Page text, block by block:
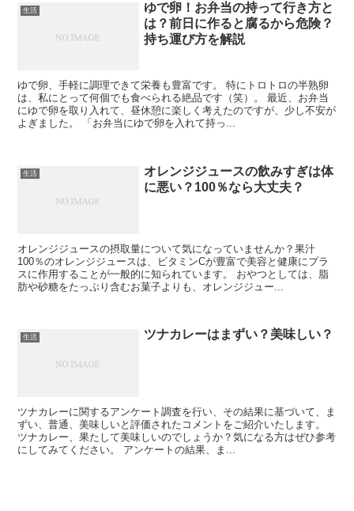
生活
ゆで卵！お弁当の持って行き方と
は？前日に作ると腐るから危険？
持ち運び方を解説
ゆで卵、手軽に調理できて栄養も豊富です。 特にトロトロの半熟卵
は、私にとって何個でも食べられる絶品です（笑）。 最近、お弁当
にゆで卵を取り入れて、昼休憩に楽しく考えたのですが、少し不安が
よぎました。 「お弁当にゆで卵を入れて持っ...
生活
オレンジジュースの飲みすぎは体
に悪い？100％なら大丈夫？
オレンジジュースの摂取量について気になっていませんか？果汁
100％のオレンジジュースは、ビタミンCが豊富で美容と健康にプラ
スに作用することが一般的に知られています。 おやつとしては、脂
肪や砂糖をたっぷり含むお菓子よりも、オレンジジュー...
生活 ツナカレーはまずい？美味しい？
ツナカレーに関するアンケート調査を行い、その結果に基づいて、ま
ずい、普通、美味しいと評価されたコメントをご紹介いたします。
ツナカレー、果たして美味しいのでしょうか？気になる方はぜひ参考
にしてみてください。 アンケートの結果、ま...